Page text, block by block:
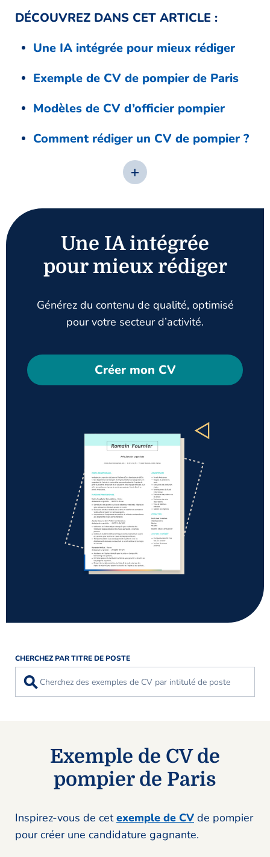
DÉCOUVREZ DANS CET ARTICLE :
Une IA intégrée pour mieux rédiger
Exemple de CV de pompier de Paris
Modèles de CV d’officier pompier
Comment rédiger un CV de pompier ?
Une IA intégrée
pour mieux rédiger
Générez du contenu de qualité, optimisé
pour votre secteur d’activité.
Créer mon CV
CHERCHEZ PAR TITRE DE POSTE
⚲
Exemple de CV de
pompier de Paris
Inspirez-vous de cetexemple de CV de pompier
pour créer une candidature gagnante.